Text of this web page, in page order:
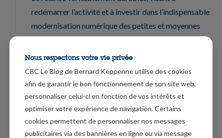
redémarrer l’activité et à investir dans l’indispensable
modernisation numérique des petites et moyennes
entreprises et dans des infrastructures, des transports
et des logements verts, pour reconstruire une
économie meilleure et plus verte ».
Mais le chemin est encore long et l’OCDE souligne
particulièrement souffert avec comme conséquence
une chute du commerce international.
Nous respectons votre vie privée
CBC Le Blog de Bernard Keppenne utilise des cookies
afin de garantir le bon fonctionnement de son site web,
personnaliser celui-ci en fonction de vos intérêts et
optimiser votre expérience de navigation. Certains
cookies permettent de personnaliser nos messages
publicitaires via des bannières en ligne ou via message